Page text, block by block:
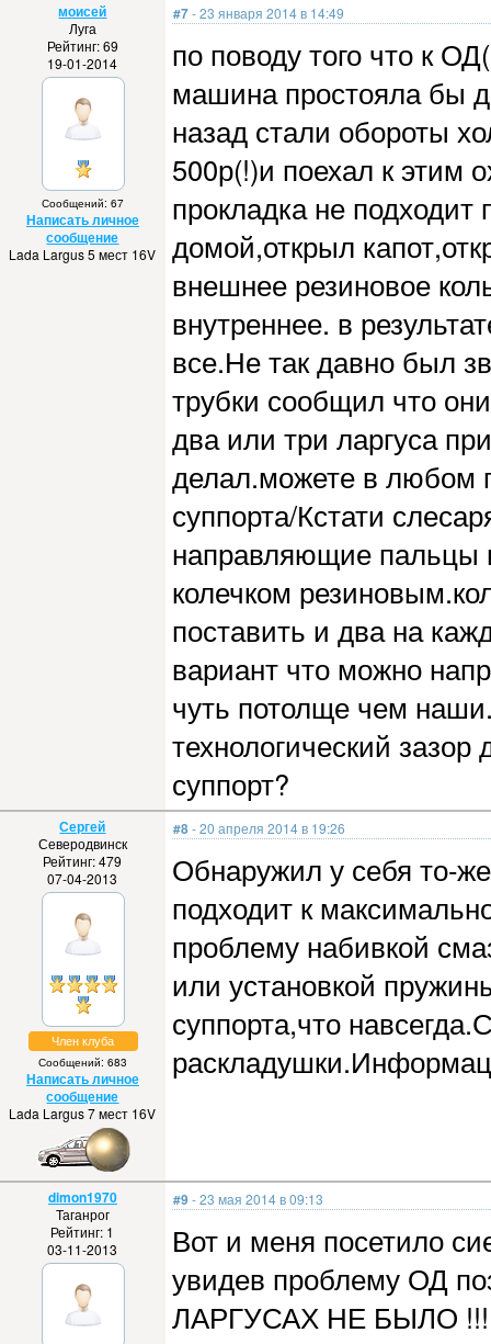
моисей
Луга
Рейтинг: 69
19-01-2014
Сообщений: 67
Написать личное
сообщение
Lada Largus 5 мест 16V
#7- 23 января 2014 в 14:49
по поводу того что к
машина простояла бы
назад стали обороты
500р(!)и поехал к этим
прокладка не
домой,открыл
внешнее резиновое
внутреннее. в
все.Не так давно был
трубки сообщил что
два или три ларгуса
делал.можете в любом
суппорта/Кстати
направляющие пальцы
колечком
поставить и два на
вариант что можно
чуть потолще чем
технологический
суппорт?
Сергей
Северодвинск
Рейтинг: 479
07-04-2013
Член клуба
Сообщений: 683
Написать личное
сообщение
Lada Largus 7 мест 16V
#8- 20 апреля 2014 в 19:26
Обнаружил у себя то-
подходит к
проблему набивкой
или установкой
суппорта,что
dimon1970
Таганрог
Рейтинг: 1
03-11-2013
#9- 23 мая 2014 в 09:13
Вот и меня посетило
увидев проблему ОД
ЛАРГУСАХ НЕ БЫЛО !!!